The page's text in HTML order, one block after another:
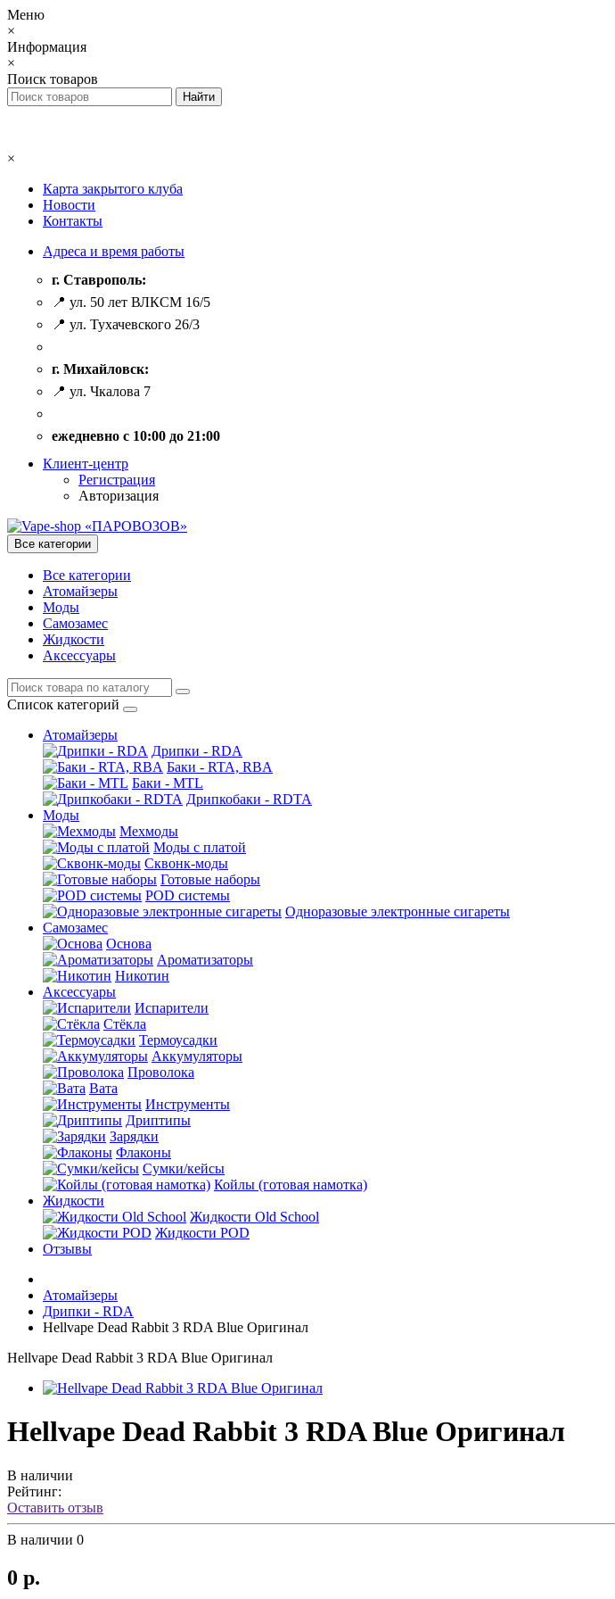
Меню
×
Информация
×
Поиск товаров
×
Карта закрытого клуба
Новости
Контакты
Адреса и время работы
г. Ставрополь:
📍 ул. 50 лет ВЛКСМ 16/5
📍 ул. Тухачевского 26/3
г. Михайловск:
📍 ул. Чкалова 7
ежедневно с 10:00 до 21:00
Клиент-центр
Регистрация
Авторизация
Все категории
Все категории
Атомайзеры
Моды
Самозамес
Жидкости
Аксессуары
Список категорий
Атомайзеры
Дрипки - RDA
Баки - RTA, RBA
Баки - MTL
Дрипкобаки - RDTA
Моды
Мехмоды
Моды с платой
Сквонк-моды
Готовые наборы
POD системы
Одноразовые электронные сигареты
Самозамес
Основа
Ароматизаторы
Никотин
Аксессуары
Испарители
Стёкла
Термоусадки
Аккумуляторы
Проволока
Вата
Инструменты
Дриптипы
Зарядки
Флаконы
Сумки/кейсы
Койлы (готовая намотка)
Жидкости
Жидкости Old School
Жидкости POD
Отзывы
Атомайзеры
Дрипки - RDA
Hellvape Dead Rabbit 3 RDA Blue Оригинал
Hellvape Dead Rabbit 3 RDA Blue Оригинал
Hellvape Dead Rabbit 3 RDA Blue Оригинал
В наличии
Рейтинг:
Оставить отзыв
В наличии 0
0 р.